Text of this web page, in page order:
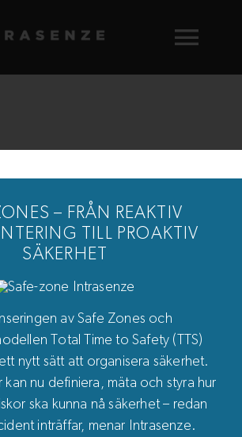
|Prenumerationer|Stadgar|
– FRÅN REAKTIV
TILL PROAKTIV
SÄKERHET
av Safe Zones och
Total Time to Safety (TTS)
nytt sätt att organisera säkerhet.
kan nu definiera, mäta och styra hur
ska kunna nå säkerhet – redan
inträffar, menar Intrasenze.